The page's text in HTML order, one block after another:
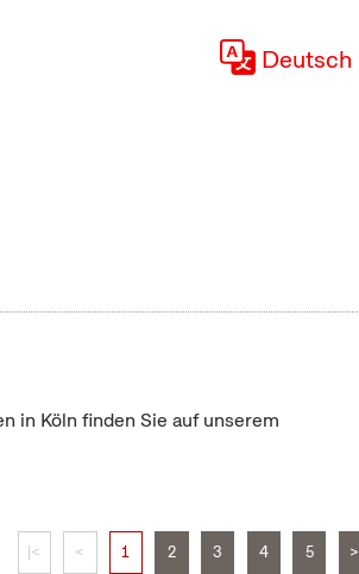
Deutsch
in Köln finden Sie auf unserem
|< < 1 2 3 4 5 >